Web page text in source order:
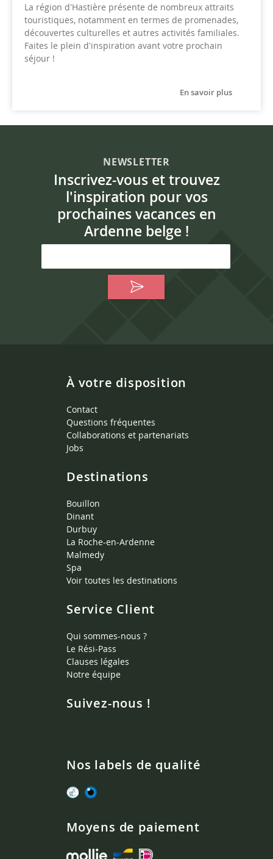
La région d'Hastière présente de nombreux attraits
touristiques, notamment en termes de promenades,
découvertes culturelles et autres activités familiales.
Faites le plein d'inspiration avant votre prochain
séjour !
En savoir plus
NEWSLETTER
Inscrivez-vous et trouvez
l'inspiration pour vos
prochaines vacances en
Ardenne belge !
À votre disposition
Contact
Questions fréquentes
Collaborations et partenariats
Jobs
Destinations
Bouillon
Dinant
Durbuy
La Roche-en-Ardenne
Malmedy
Spa
Voir toutes les destinations
Service Client
Qui sommes-nous ?
Le Rési-Pass
Clauses légales
Notre équipe
Suivez-nous !
Nos labels de qualité
Moyens de paiement